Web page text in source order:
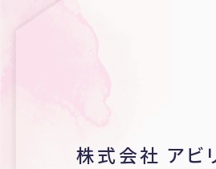
株式会社 アビ